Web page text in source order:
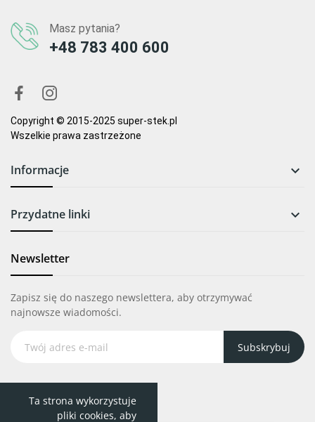
Masz pytania?
+48 783 400 600
Copyright © 2015-2025 super-stek.pl
Wszelkie prawa zastrzeżone
Informacje 
Przydatne linki 
Newsletter
Zapisz się do naszego newslettera, aby otrzymywać
najnowsze wiadomości.
Subskrybuj
Ta strona wykorzystuje
pliki cookies, aby